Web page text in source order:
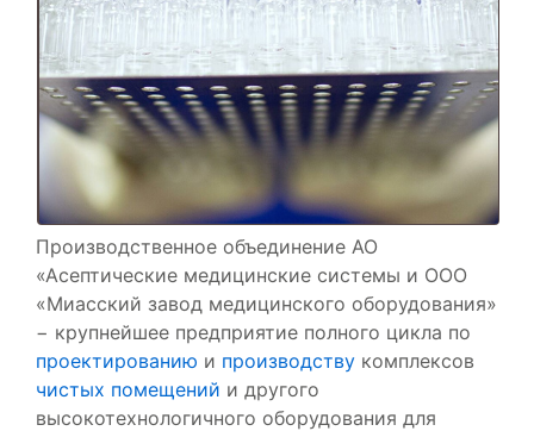
Производственное объединение АО
«Асептические медицинские системы и ООО
«Миасский завод медицинского оборудования»
− крупнейшее предприятие полного цикла по
проектированию и производству комплексов
чистых помещений и другого
высокотехнологичного оборудования для